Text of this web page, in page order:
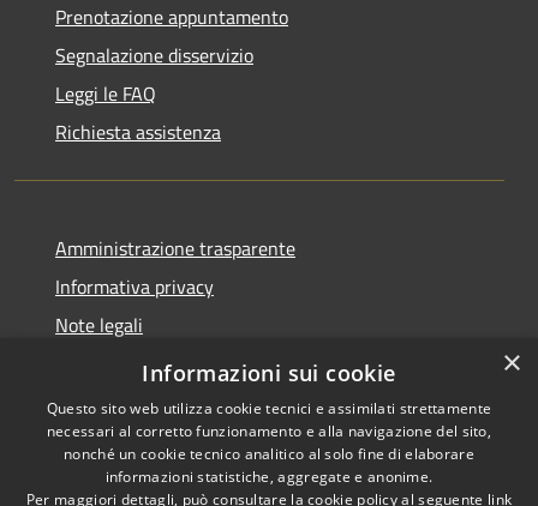
Prenotazione appuntamento
Segnalazione disservizio
Leggi le FAQ
Richiesta assistenza
Amministrazione trasparente
Informativa privacy
Note legali
Dichiarazione di accessibilità
Copyright © 2026 • Comune di
×
Informazioni sui cookie
Questo sito web utilizza cookie tecnici e assimilati strettamente
necessari al corretto funzionamento e alla navigazione del sito,
nonché un cookie tecnico analitico al solo fine di elaborare
informazioni statistiche, aggregate e anonime.
Per maggiori dettagli, può consultare la cookie policy al seguente link